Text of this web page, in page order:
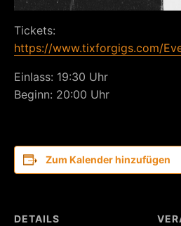
Tickets:
https://www.tixforgigs.com/
Einlass: 19:30 Uhr
Beginn: 20:00 Uhr
Zum Kalender hinzufügen
DETAILS